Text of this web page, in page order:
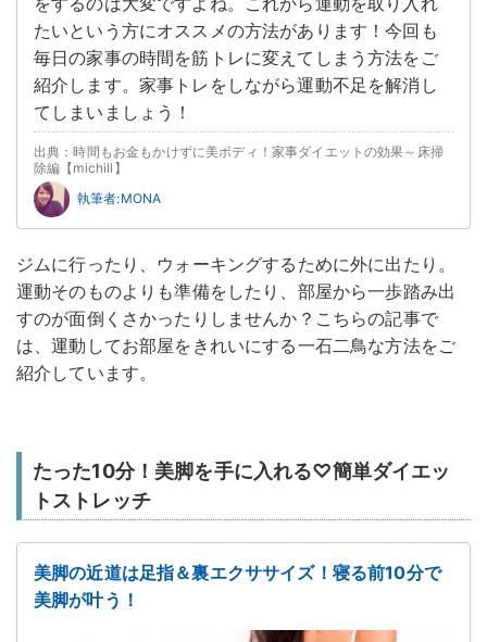
たいという方にオススメの方法があります！今回も
毎日の家事の時間を筋トレに変えてしまう方法をご
紹介します。家事トレをしながら運動不足を解消し
てしまいましょう！
出典：時間もお金もかけずに美ボディ！家事ダイエットの効果～床掃
除編【michill】
執筆者:MONA
ジムに行ったり、ウォーキングするために外に出たり。
運動そのものよりも準備をしたり、部屋から一歩踏み出
すのが面倒くさかったりしませんか？こちらの記事で
は、運動してお部屋をきれいにする一石二鳥な方法をご
紹介しています。
たった10分！美脚を手に入れる♡簡単ダイエッ
トストレッチ
美脚の近道は足指＆裏エクササイズ！寝る前10分で
美脚が叶う！